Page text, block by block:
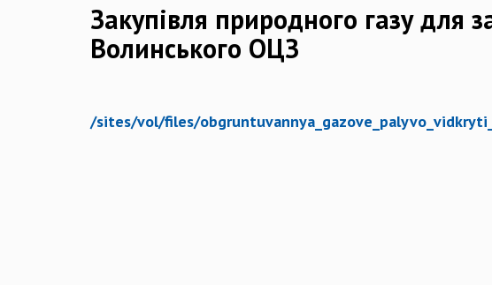
Закупівля природного газу для
Волинського ОЦЗ
/sites/vol/files/